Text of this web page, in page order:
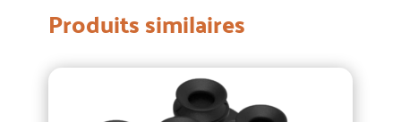
Produits similaires